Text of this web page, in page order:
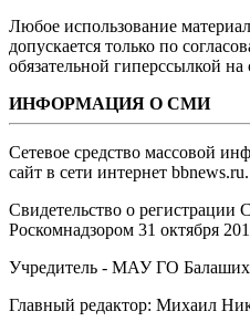
Любое использование
допускается только по
обязательной гиперссылкой
ИНФОРМАЦИЯ О СМИ
Сетевое средство массовой
сайт в сети интернет bbnews.ru.
Свидетельство о
Роскомнадзором 31 октября
Учредитель - МАУ ГО
Главный редактор: Михаил